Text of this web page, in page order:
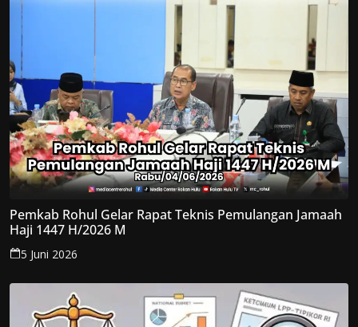
Pemkab Rohul Gelar Rapat Teknis Pemulangan Jamaah
Haji 1447 H/2026 M
5 Juni 2026